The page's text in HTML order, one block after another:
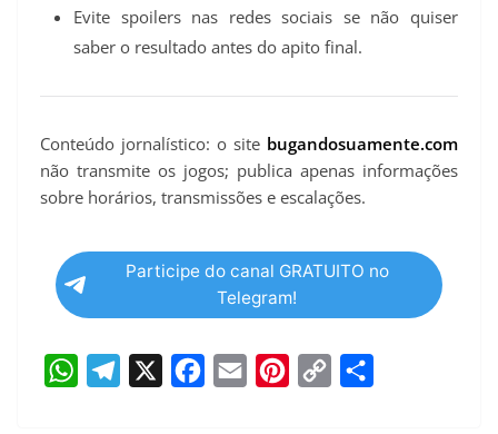
Evite spoilers nas redes sociais se não quiser
saber o resultado antes do apito final.
Conteúdo jornalístico: o site bugandosuamente.com
não transmite os jogos; publica apenas informações
sobre horários, transmissões e escalações.
Participe do canal GRATUITO no
Telegram!